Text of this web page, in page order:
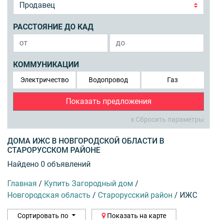
РАССТОЯНИЕ ДО КАД
КОММУНИКАЦИИ
Электричество Водопровод Газ
Показать предложения
x Сбросить параметры
ДОМА ИЖС В НОВГОРОДСКОЙ ОБЛАСТИ В
СТАРОРУССКОМ РАЙОНЕ
Найдено 0 объявлений
Главная / Купить Загородный дом /
Новгородская область / Старорусский район / ИЖС
Сортировать по Показать на карте